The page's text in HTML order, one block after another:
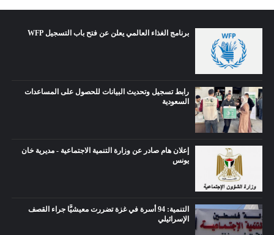
برنامج الغذاء العالمي يعلن عن فتح باب التسجيل WFP
رابط تسجيل وتحديث البيانات للحصول على المساعدات
السعودية
إعلان هام صادر عن وزارة التنمية الاجتماعية - مديرية خان
يونس
التنمية: 94 أسرة في غزة تضررت معيشيًّا جراء القصف
الإسرائيلي